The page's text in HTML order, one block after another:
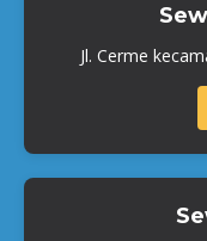
Jl. Cerme